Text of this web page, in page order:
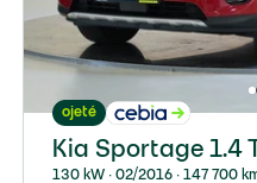
ojeté
Kia Sportage 1.4
130 kW ∙ 02/2016 ∙ 147 700